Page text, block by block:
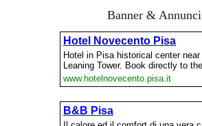
Banner & Annunci